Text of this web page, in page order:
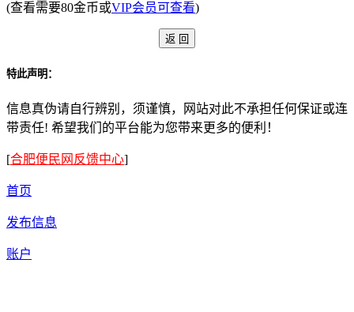
(查看需要80金币或VIP会员可查看)
特此声明：
信息真伪请自行辨别，须谨慎，网站对此不承担任何保证或连
带责任! 希望我们的平台能为您带来更多的便利！
[合肥便民网反馈中心]
首页
发布信息
账户